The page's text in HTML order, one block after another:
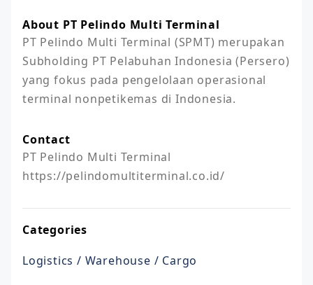
About PT Pelindo Multi Terminal
PT Pelindo Multi Terminal (SPMT) merupakan
Subholding PT Pelabuhan Indonesia (Persero)
yang fokus pada pengelolaan operasional
terminal nonpetikemas di Indonesia.
Contact
PT Pelindo Multi Terminal
https://pelindomultiterminal.co.id/
Categories
Logistics / Warehouse / Cargo